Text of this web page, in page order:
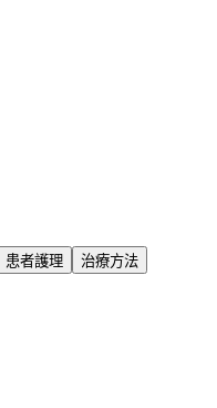
患者護理 治療方法